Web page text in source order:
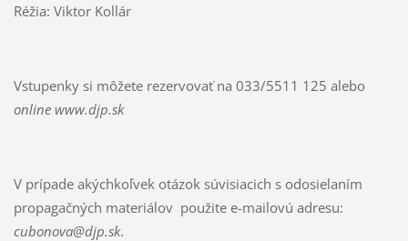
Réžia: Viktor Kollár
Vstupenky si môžete rezervovať na 033/5511 125 alebo
online www.djp.sk
V prípade akýchkoľvek otázok súvisiacich s odosielaním
propagačných materiálov použite e-mailovú adresu:
cubonova@djp.sk.